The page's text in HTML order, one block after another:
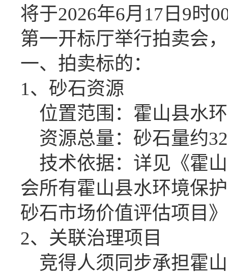
将于2026年6月17日9时
第一开标厅举行拍卖会
一、拍卖标的：
1、砂石资源
位置范围：霍山县水
资源总量：砂石量约
技术依据：详见《霍
会所有霍山县水环境保
砂石市场价值评估项目 》
2、关联治理项目
竞得人须同步承担霍